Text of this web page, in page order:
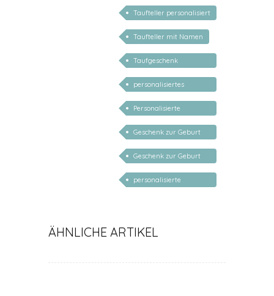
Taufteller personalisiert
Taufteller mit Namen
Taufgeschenk
personalisiert
personalisiertes
Babygeschenk
Personalisierte
Geschenke für Kinder
Geschenk zur Geburt
Junge personalisiert
Geschenk zur Geburt
Mädchen personalisiert
personalisierte
ÄHNLICHE ARTIKEL